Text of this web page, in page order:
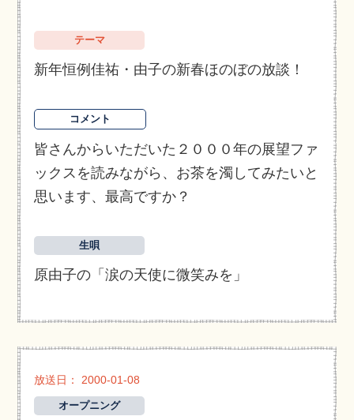
テーマ
新年恒例佳祐・由子の新春ほのぼの放談！
コメント
皆さんからいただいた２０００年の展望ファ
ックスを読みながら、お茶を濁してみたいと
思います、最高ですか？
生唄
原由子の「涙の天使に微笑みを」
放送日： 2000-01-08
オープニング